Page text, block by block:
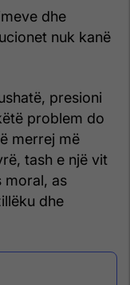
dhe
nuk kanë
presioni
problem do
merrej më
tash e një vit
moral, as
dhe